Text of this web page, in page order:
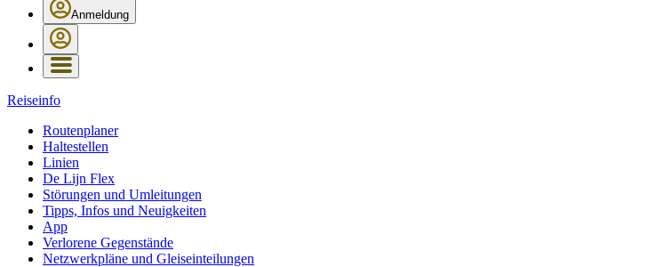
Anmeldung
Reiseinfo
Routenplaner
Haltestellen
Linien
De Lijn Flex
Störungen und Umleitungen
Tipps, Infos und Neuigkeiten
App
Verlorene Gegenstände
Netzwerkpläne und Gleiseinteilungen